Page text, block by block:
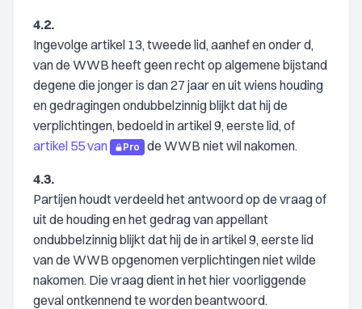
4.2.
Ingevolge artikel 13, tweede lid, aanhef en onder d,
van de WWB heeft geen recht op algemene bijstand
degene die jonger is dan 27 jaar en uit wiens houding
en gedragingen ondubbelzinnig blijkt dat hij de
verplichtingen, bedoeld in artikel 9, eerste lid, of
artikel 55 van
Pro de WWB niet wil nakomen.
4.3.
Partijen houdt verdeeld het antwoord op de vraag of
uit de houding en het gedrag van appellant
ondubbelzinnig blijkt dat hij de in artikel 9, eerste lid
van de WWB opgenomen verplichtingen niet wilde
nakomen. Die vraag dient in het hier voorliggende
geval ontkennend te worden beantwoord.